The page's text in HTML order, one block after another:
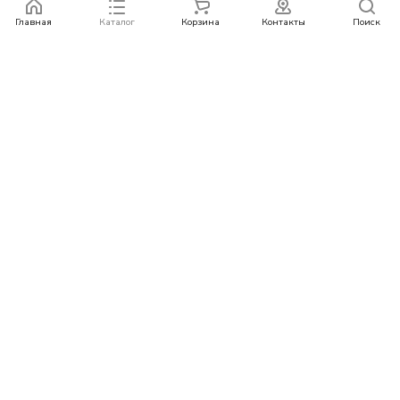
Главная Каталог Корзина Контакты Поиск